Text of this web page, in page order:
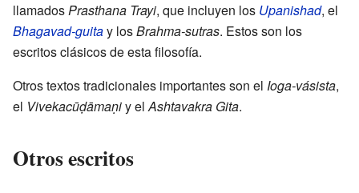
llamadosPrasthana Trayi, que incluyen los Upanishad, el
Bhagavad-guitay losBrahma-sutras. Estos son los
escritos clásicos de esta filosofía.
Otros textos tradicionales importantes son el Ioga-vásista,
el Vivekacūḍāmaṇiy elAshtavakra Gita.
Otros escritos